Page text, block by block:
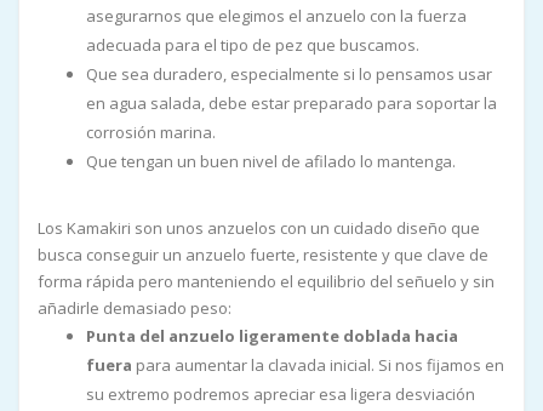
asegurarnos que elegimos el anzuelo con la fuerza
adecuada para el tipo de pez que buscamos.
Que sea duradero, especialmente si lo pensamos usar
en agua salada, debe estar preparado para soportar la
corrosión marina.
Que tengan un buen nivel de afilado lo mantenga.
Los Kamakiri son unos anzuelos con un cuidado diseño que
busca conseguir un anzuelo fuerte, resistente y que clave de
forma rápida pero manteniendo el equilibrio del señuelo y sin
añadirle demasiado peso:
Punta del anzuelo ligeramente doblada hacia
fuera para aumentar la clavada inicial. Si nos fijamos en
su extremo podremos apreciar esa ligera desviación